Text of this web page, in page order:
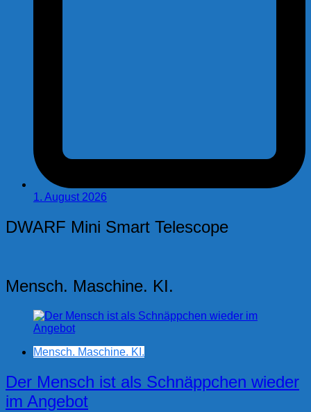
1. August 2026
DWARF Mini Smart Telescope
Mensch. Maschine. KI.
Mensch. Maschine. KI.
Der Mensch ist als Schnäppchen wieder
im Angebot